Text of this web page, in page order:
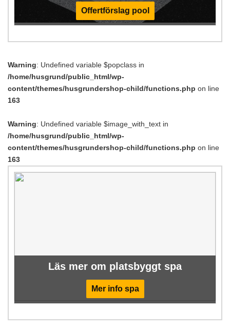
Offertförslag pool
Warning: Undefined variable $popclass in
/home/husgrund/public_html/wp-
content/themes/husgrundershop-child/functions.php on line
163
Warning: Undefined variable $image_with_text in
/home/husgrund/public_html/wp-
content/themes/husgrundershop-child/functions.php on line
163
Läs mer om platsbyggt spa
Mer info spa